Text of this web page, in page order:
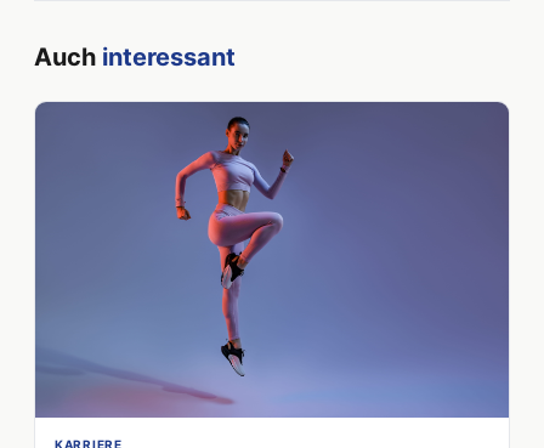
Auch interessant
KARRIERE